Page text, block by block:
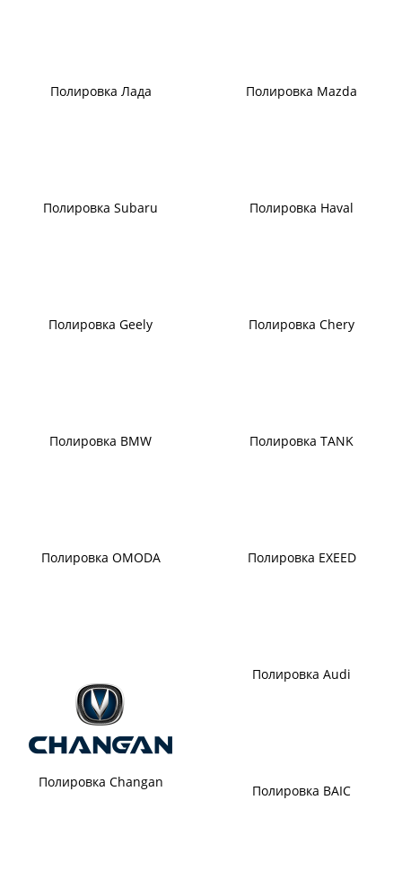
Полировка Лада Полировка Mazda
Полировка Subaru Полировка Haval
Полировка Geely Полировка Chery
Полировка BMW Полировка TANK
Полировка OMODA Полировка EXEED
Полировка Changan
Полировка Audi
Полировка BAIC